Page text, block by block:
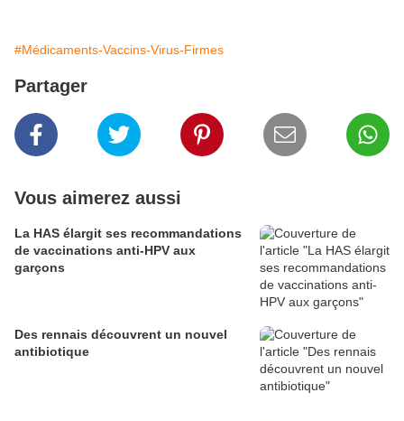
#Médicaments-Vaccins-Virus-Firmes
Partager
Vous aimerez aussi
La HAS élargit ses recommandations
de vaccinations anti-HPV aux
garçons
Des rennais découvrent un nouvel
antibiotique